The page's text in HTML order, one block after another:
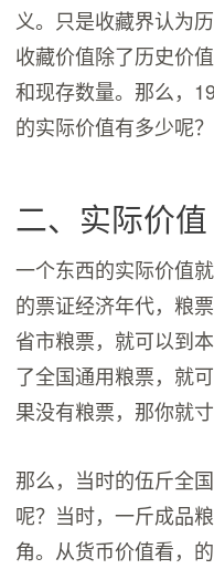
义。只是收藏界认为
收藏价值除了历史价
和现存数量。那么，
的实际价值有多少呢？
二、实际价值
一个东西的实际价值
的票证经济年代，粮
省市粮票，就可以到
了全国通用粮票，就
果没有粮票，那你就寸
那么，当时的伍斤全
呢？当时，一斤成品
角。从货币价值看，